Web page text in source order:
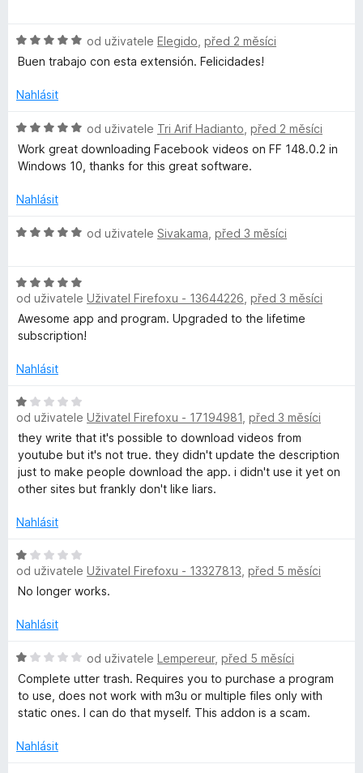
s
s
i
o
n
l
z
5
o
c
n
:
5
z
H
o
n
c
e
n
:
z
od uživatele Elegido před 2 měsíci
Buen trabajo con esta extensión. Felicidades!
Nahlásit
H
o
d
o
e
:
5
z
5
od uživatele Tri Arif Hadianto před 2 měsíci
Work great downloading Facebook videos on FF 148.0.2 in
Windows 10, thanks for this great software.
Nahlásit
H
n
o
c
e
í
5
z
5
od uživatele Sivakama před 3 měsíci
H
o
d
n
c
n
í
:
5
z
5
od uživatele Uživatel Firefoxu - 13644226 před 3 měsíci
Awesome app and program. Upgraded to the lifetime
subscription!
Nahlásit
H
o
d
n
o
c
n
:
1
z
od uživatele Uživatel Firefoxu - 17194981 před 3 měsíci
they write that it's possible to download videos from
youtube but it's not true. they didn't update the description
just to make people download the app. i didn't use it yet on
other sites but frankly don't like liars.
Nahlásit
H
o
d
o
e
n
z
od uživatele Uživatel Firefoxu - 13327813 před 5 měsíci
No longer works.
Nahlásit
H
o
d
n
c
od uživatele Lempereur, před 5 měsíci
Complete utter trash. Requires you to purchase a program
to use, does not work with m3u or multiple files only with
static ones. I can do that myself. This addon is a scam.
Nahlásit